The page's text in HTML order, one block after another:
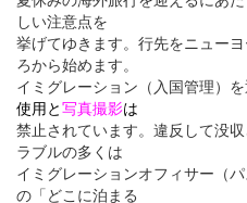
しい注意点を
挙げてゆきます。行先をニュー
ろから始めます。
イミグレーション（入国管理）を
使用と写真撮影は
禁止されています。違反して没
ラブルの多くは
イミグレーションオフィサー（
の「どこに泊まる